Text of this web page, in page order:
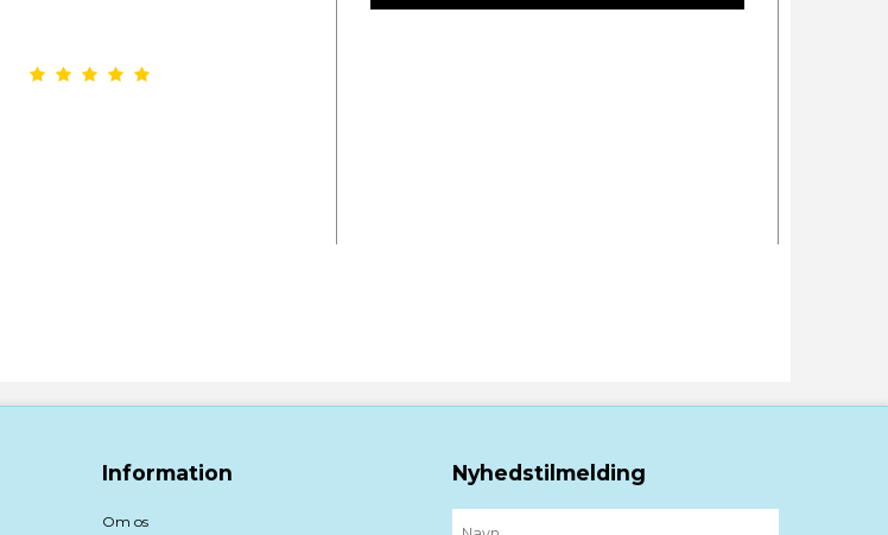
Information
Om os
Nyhedstilmelding